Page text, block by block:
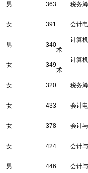
男 363 税务
女 391 会计
男 340
计算
术
女 349
计算
术
女 320 税务
女 433 会计
女 378 会计
女 424 会计
男 446 会计